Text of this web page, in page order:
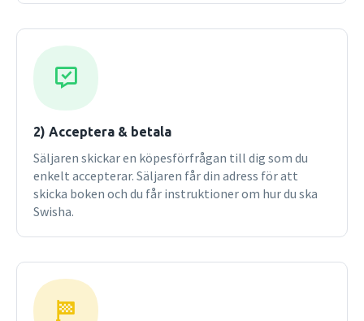
2) Acceptera & betala
Säljaren skickar en köpesförfrågan till dig som du
enkelt accepterar. Säljaren får din adress för att
skicka boken och du får instruktioner om hur du ska
Swisha.